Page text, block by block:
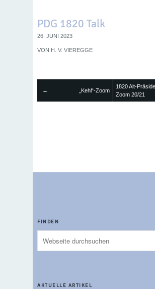
PDG 1820 Talk
26. JUNI 2023
VON H. V. VIEREGGE
← „Kehl“-Zoom
1820 Alt-
Zoom 20/21
FINDEN
AKTUELLE ARTIKEL